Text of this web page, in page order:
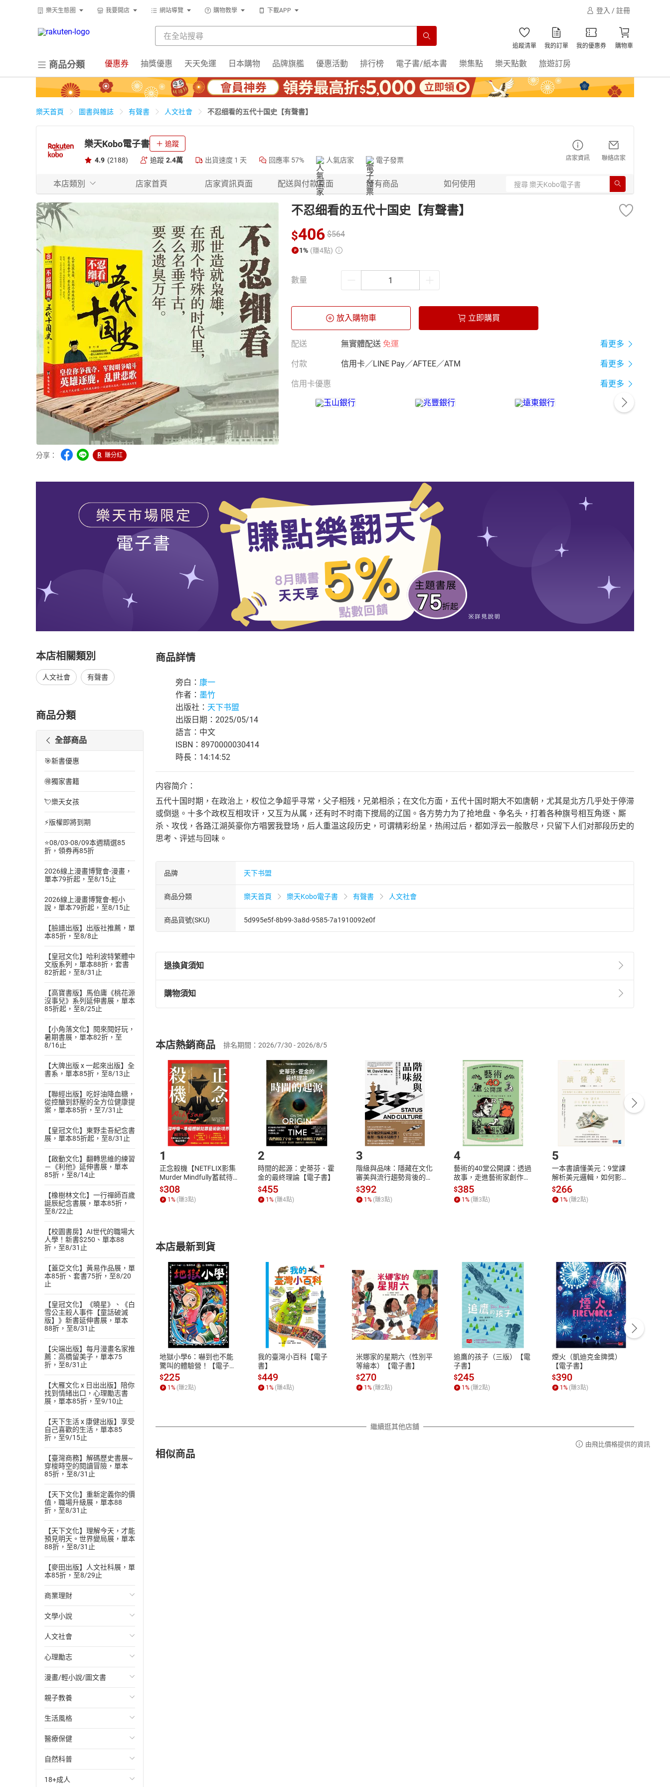
樂天生態圈 我要開店 網站導覽 購物教學 下載APP 登入 / 註冊
追蹤清單 我的訂單 我的優惠券 購物車
商品分類 優惠券 抽獎優惠 天天免運 日本購物 品牌旗艦 優惠活動 排行榜 電子書/紙本書 樂集點 樂天點數 旅遊訂房
樂天首頁 圖書與雜誌 有聲書 人文社會 不忍细看的五代十国史【有聲書】
樂天Kobo電子書 追蹤
4.9 (2188) 追蹤 2.4萬 出貨速度 1 天 回應率 57% 人氣店家 電子發票 店家資訊 聯絡店家
本店類別 店家首頁 店家資訊頁面 配送與付款頁面 所有商品 如何使用
分享： 賺分紅
不忍细看的五代十国史【有聲書】
$406 $564
1% (賺4點)
數量
放入購物車 立即購買
配送 無實體配送 免運 看更多
付款 信用卡／LINE Pay／AFTEE／ATM 看更多
信用卡優惠 看更多
本店相關類別
人文社會 有聲書
商品分類
全部商品
🎯新書優惠
🉐獨家書籍
💘樂天女孩
⚡版權即將到期
⭐08/03-08/09本週精選85
折，領券再85折
2026線上漫畫博覽會-漫畫，
單本79折起，至8/15止
2026線上漫畫博覽會-輕小
說，單本79折起，至8/15止
【臉譜出版】出版社推薦，單
本85折，至8/8止
【皇冠文化】哈利波特繁體中
文版系列，單本88折，套書
82折起，至8/31止
【高寶書版】馬伯庸《桃花源
沒事兒》系列延伸書展，單本
85折起，至8/25止
【小角落文化】閱來閱好玩，
暑期書展，單本82折，至
8/16止
【大牌出版 x 一起來出版】全
書系，單本85折，至8/13止
【聯經出版】吃好油降血糖，
從控醣到舒壓的全方位健康提
案，單本85折，至7/31止
【皇冠文化】東野圭吾紀念書
展，單本85折起，至8/31止
【啟動文化】翻轉思維的練習
－《利他》延伸書展，單本
85折，至8/14止
【橡樹林文化】一行禪師百歲
誕辰紀念書展，單本85折，
至8/22止
【校園書房】AI世代的職場大
人學！新書$250、單本88
折，至8/31止
【蓋亞文化】黃易作品展，單
本85折、套書75折，至8/20
止
【皇冠文化】《曉星》、《白
雪公主殺人事件【童話破滅
版】》新書延伸書展，單本
88折，至8/31止
【尖端出版】每月漫畫名家推
薦：高橋留美子，單本75
折，至8/31止
【大雁文化 x 日出出版】陪你
找到情緒出口，心理勵志書
展，單本85折，至9/10止
【天下生活 x 康健出版】享受
自己喜歡的生活，單本85
折，至9/15止
【臺灣商務】解碼歷史書展~
穿梭時空的閱讀冒險，單本
85折，至8/31止
【天下文化】重新定義你的價
值，職場升級展，單本88
折，至8/31止
【天下文化】理解今天，才能
預見明天。世界變局展，單本
88折，至8/31止
【麥田出版】人文社科展，單
本85折，至8/29止
商業理財
投資理財
經濟/趨勢
財務/金融
管理/領導
職場工作術
成功法
行銷/廣告
傳記
商務/商學
文學小說
歐美文學
日本文學
韓國文學
華文文學
經典文學
成長/家庭生活小說
懸疑/推理小說
科幻/奇幻小說
人文社會
國際關係
政治
社會科學
台灣/中國歷史
日/韓歷史
其他歷史/史學
法律
心理勵志
心靈成長/情緒
人際關係
兩性關係
心理學
漫畫/輕小說/圖文書
輕小說
奇幻/科幻
愛情故事
職場/社會寫實
懸疑/推理
親子教養
教育現場
兒童文學/故事
兒童科普/學習
育兒百科
生活風格
飲食/食譜
健身/美顏
運動/遊戲
醫療保健
健康/養生
常見疾病
自然科普
生物科學
18+成人
商品詳情
旁白： 康一
作者： 墨竹
出版社： 天下书盟
出版日期：2025/05/14
語言：中文
ISBN：8970000030414
時長：14:14:52
内容简介：
五代十国时期，在政治上，权位之争超乎寻常，父子相残，兄弟相杀；在文化方面，五代十国时期大不如唐朝，尤其是北方几乎处于停滞
或倒退。十多个政权互相攻讦，又互为从属，还有时不时南下搅局的辽国。各方势力为了抢地盘、争名头，打着各种旗号相互角逐、厮
杀、攻伐，各路江湖英豪你方唱罢我登场，后人重温这段历史，可谓精彩纷呈，热闹过后，都如浮云一般散尽，只留下人们对那段历史的
思考、评述与回味。
品牌 天下书盟
商品分類 樂天首頁 樂天Kobo電子書 有聲書 人文社會
商品貨號(SKU) 5d995e5f-8b99-3a8d-9585-7a1910092e0f
退換貨須知
退換貨規定：
(一)依消費者保護法第19條第1項後段暨通訊交易解除權合理例外情事適用準則第2條第5款之規定，「非以有形媒介提供之數位
(二)消費者訂購本店鋪之商品即代表知悉本店鋪所銷售之商品為電子書，屬非以有形媒介提供之數位內容，消費者同意若訂購後
且已下載/存取電子書，不得請求退貨退款。
退貨方式：您欲取消訂單或辦理退貨時，請登入樂天市場，並於「我的訂單」中點選「瀏覽訂單明細」
「申請取消訂單/ 退
貨」，本店鋪將依您的申請進行審核，待審核通過後將為您辦理退款事宜。
請注意，樂天市場須以整筆訂單為單位進行取消/退貨，恕無法以單支商品取消/退貨。
購物須知
挑選商品
Choose
放入購物車
Shopping cart
登入帳號
Login
付款方式
Payment
完成訂單
Complete
購書後，如何開始使用？
Step1.選擇閱讀載具 Step2.登入帳號，下載書籍後看書
付款方式
ATM轉帳、信用卡、LINE PAY、AFTEE
退換貨規範
本店是否提供消費者保護法七日猶豫期
之權利，遽消費者保護法及通訊交易解
除權合理例外情事適用準則，依商品性
質各有不同規定。詳細退換貨說明請參
照各商品說明。
客服資訊
服務時間：週一到週五 10:00-12:00、
13:00-17:00 (國定假日及例假日休息)
客服電話：0080-1857077
本店熱銷商品 排名期間：2026/7/30 - 2026/8/5
1
正念殺機【NETFLIX影集
Murder Mindfully蓄弒待
發】【電子書】
$308
1% (賺3點)
2
時間的起源：史蒂芬．霍
金的最終理論【電子書】
$455
1% (賺4點)
3
階級與品味：隱藏在文化
審美與流行趨勢背後的地
位渴望【電子書】
$392
1% (賺3點)
4
藝術的40堂公開課：透過
故事，走進藝術家創作現
場，看藝術如何誕生、如
何形塑人類生活【電子
書】
$385
1% (賺3點)
5
一本書讀懂美元：9堂課
解析美元邏輯，如何影響
全球經濟和每個人的投資
【電子書】
$266
1% (賺2點)
本店最新到貨
地獄小學6：嚇到也不能
驚叫的體驗營！【電子
書】
$225
1 % (賺2點)
我的臺灣小百科【電子
書】
$449
1 % (賺4點)
米娜家的星期六（性別平
等繪本）【電子書】
$270
1 % (賺2點)
追鷹的孩子（三版）【電
子書】
$245
1% (賺2點)
煙火（凱迪克金牌獎）
【電子書】
$390
1% (賺3點)
繼續逛其他店舖
相似商品
由飛比價格提供的資訊